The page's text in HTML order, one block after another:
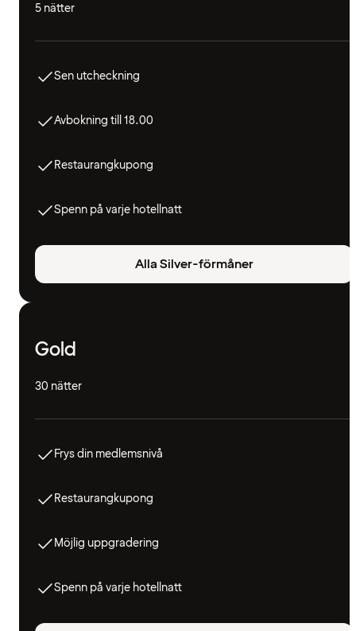
5 nätter
Sen utcheckning
Avbokning till 18.00
Restaurangkupong
Spenn på varje hotellnatt
Alla Silver-förmåner
Gold
30 nätter
Frys din medlemsnivå
Restaurangkupong
Möjlig uppgradering
Spenn på varje hotellnatt